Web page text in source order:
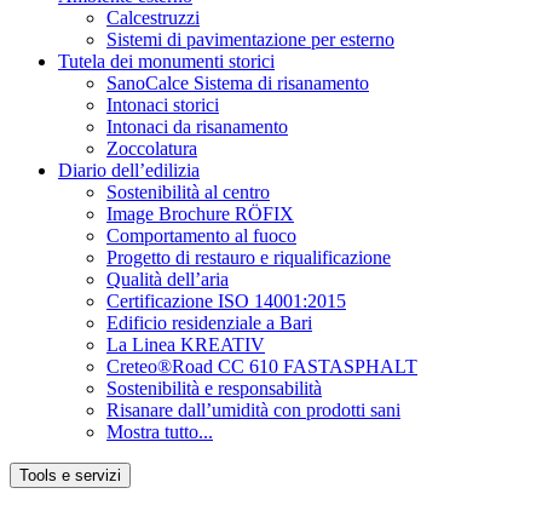
Calcestruzzi
Sistemi di pavimentazione per esterno
Tutela dei monumenti storici
SanoCalce Sistema di risanamento
Intonaci storici
Intonaci da risanamento
Zoccolatura
Diario dell’edilizia
Sostenibilità al centro
Image Brochure RÖFIX
Comportamento al fuoco
Progetto di restauro e riqualificazione
Qualità dell’aria
Certificazione ISO 14001:2015
Edificio residenziale a Bari
La Linea KREATIV
Creteo®Road CC 610 FASTASPHALT
Sostenibilità e responsabilità
Risanare dall’umidità con prodotti sani
Mostra tutto...
Tools e servizi